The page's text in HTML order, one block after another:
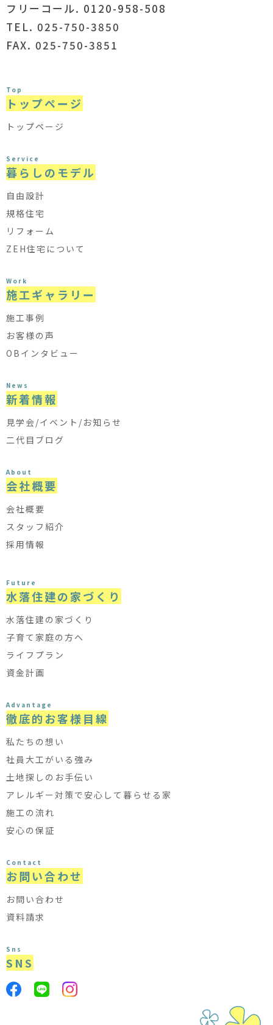
フリーコール. 0120-958-508
TEL. 025-750-3850
FAX. 025-750-3851
Top
トップページ
トップページ
Service
暮らしのモデル
自由設計
規格住宅
リフォーム
ZEH住宅について
Work
施工ギャラリー
施工事例
お客様の声
OBインタビュー
News
新着情報
見学会/イベント/お知らせ
二代目ブログ
About
会社概要
会社概要
スタッフ紹介
採用情報
Future
水落住建の家づくり
水落住建の家づくり
子育て家庭の方へ
ライフプラン
資金計画
Advantage
徹底的お客様目線
私たちの想い
社員大工がいる強み
土地探しのお手伝い
アレルギー対策で安心して暮らせる家
施工の流れ
安心の保証
Contact
お問い合わせ
お問い合わせ
資料請求
Sns
SNS